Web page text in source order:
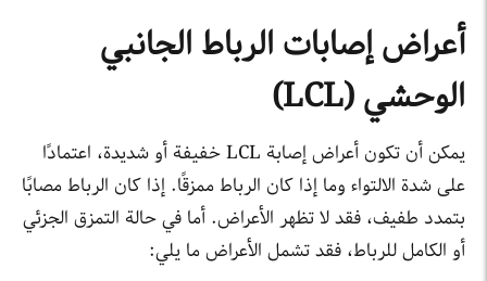
أعراض إصابات الرباط الجانبي
الوحشي (LCL)
يمكن أن تكون أعراض إصابة LCL خفيفة أو شديدة، اعتمادًا
على شدة الالتواء وما إذا كان الرباط ممزقًا. إذا كان الرباط مصابًا
بتمدد طفيف، فقد لا تظهر الأعراض. أما في حالة التمزق الجزئي
أو الكامل للرباط، فقد تشمل الأعراض ما يلي: